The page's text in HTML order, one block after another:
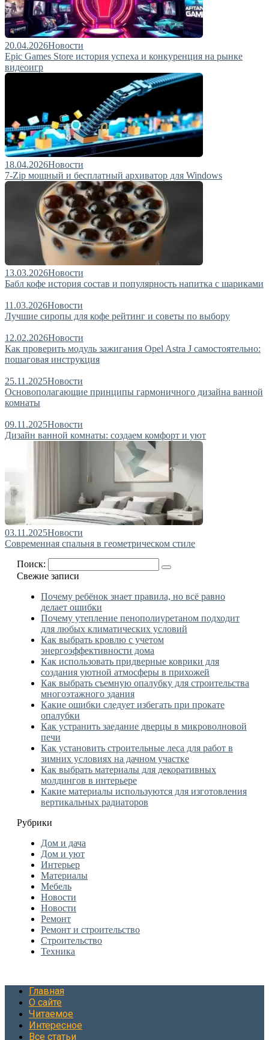
20.04.2026Новости
Epic Games Store история успеха и конкуренция на рынке
видеоигр
18.04.2026Новости
7-Zip мощный и бесплатный архиватор для Windows
13.03.2026Новости
Бабл кофе история состав и популярность напитка с шариками
11.03.2026Новости
Лучшие сиропы для кофе рейтинг и советы по выбору
12.02.2026Новости
Как проверить модуль зажигания Opel Astra J самостоятельно:
пошаговая инструкция
25.11.2025Новости
Основополагающие принципы гармоничного дизайна ванной
комнаты
09.11.2025Новости
Дизайн ванной комнаты: создаем комфорт и уют
03.11.2025Новости
Современная спальня в геометрическом стиле
Поиск:
Свежие записи
Почему ребёнок знает правила, но всё равно
делает ошибки
Почему утепление пенополиуретаном подходит
для любых климатических условий
Как выбрать кровлю с учетом
энергоэффективности дома
Как использовать придверные коврики для
создания уютной атмосферы в прихожей
Как выбрать съемную опалубку для строительства
многоэтажного здания
Какие ошибки следует избегать при прокате
опалубки
Как устранить заедание дверцы в микроволновой
печи
Как установить строительные леса для работ в
зимних условиях на дачном участке
Как выбрать материалы для декоративных
молдингов в интерьере
Какие материалы используются для изготовления
вертикальных радиаторов
Рубрики
Дом и дача
Дом и уют
Интерьер
Материалы
Мебель
Новости
Новости
Ремонт
Ремонт и строительство
Строительство
Техника
Главная
О сайте
Читаемое
Интересное
Все статьи